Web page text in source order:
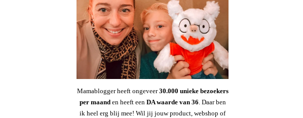
Mamablogger heeft ongeveer30.000 unieke bezoekers
per maanden heeft een DA waarde van 36. Daar ben
ik heel erg blij mee! Wil jij jouw product, webshop of